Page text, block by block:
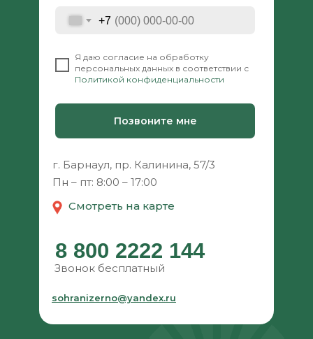
sohranizerno@yandex.ru
+7
Позвоните мне
Я даю согласие на обработку
персональных данных в соответствии с
Политикой конфиденциальности
г. Барнаул, пр. Калинина, 57/3
Пн – пт: 8:00 – 17:00
Звонок бесплатный
Смотреть на карте
8 800 2222 144